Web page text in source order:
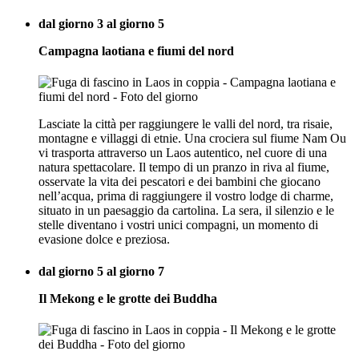
dal giorno 3 al giorno 5
Campagna laotiana e fiumi del nord
Lasciate la città per raggiungere le valli del nord, tra risaie,
montagne e villaggi di etnie. Una crociera sul fiume Nam Ou
vi trasporta attraverso un Laos autentico, nel cuore di una
natura spettacolare. Il tempo di un pranzo in riva al fiume,
osservate la vita dei pescatori e dei bambini che giocano
nell’acqua, prima di raggiungere il vostro lodge di charme,
situato in un paesaggio da cartolina. La sera, il silenzio e le
stelle diventano i vostri unici compagni, un momento di
evasione dolce e preziosa.
dal giorno 5 al giorno 7
Il Mekong e le grotte dei Buddha